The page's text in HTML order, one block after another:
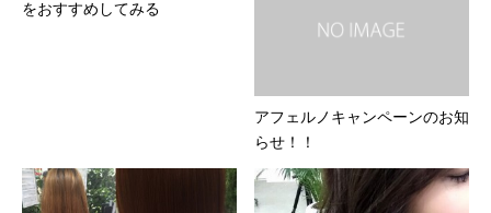
をおすすめしてみる
アフェルノキャンペーンのお知
らせ！！